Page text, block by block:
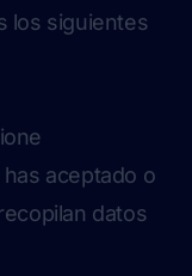
los siguientes
aceptado o
datos